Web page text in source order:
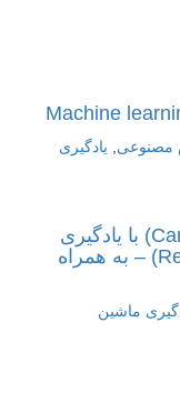
یادگیری
آونگ وارونه (Cart Pole Balancing) با یادگیری
تقویتی (Reinforcement Learning) – به همراه
ماشین